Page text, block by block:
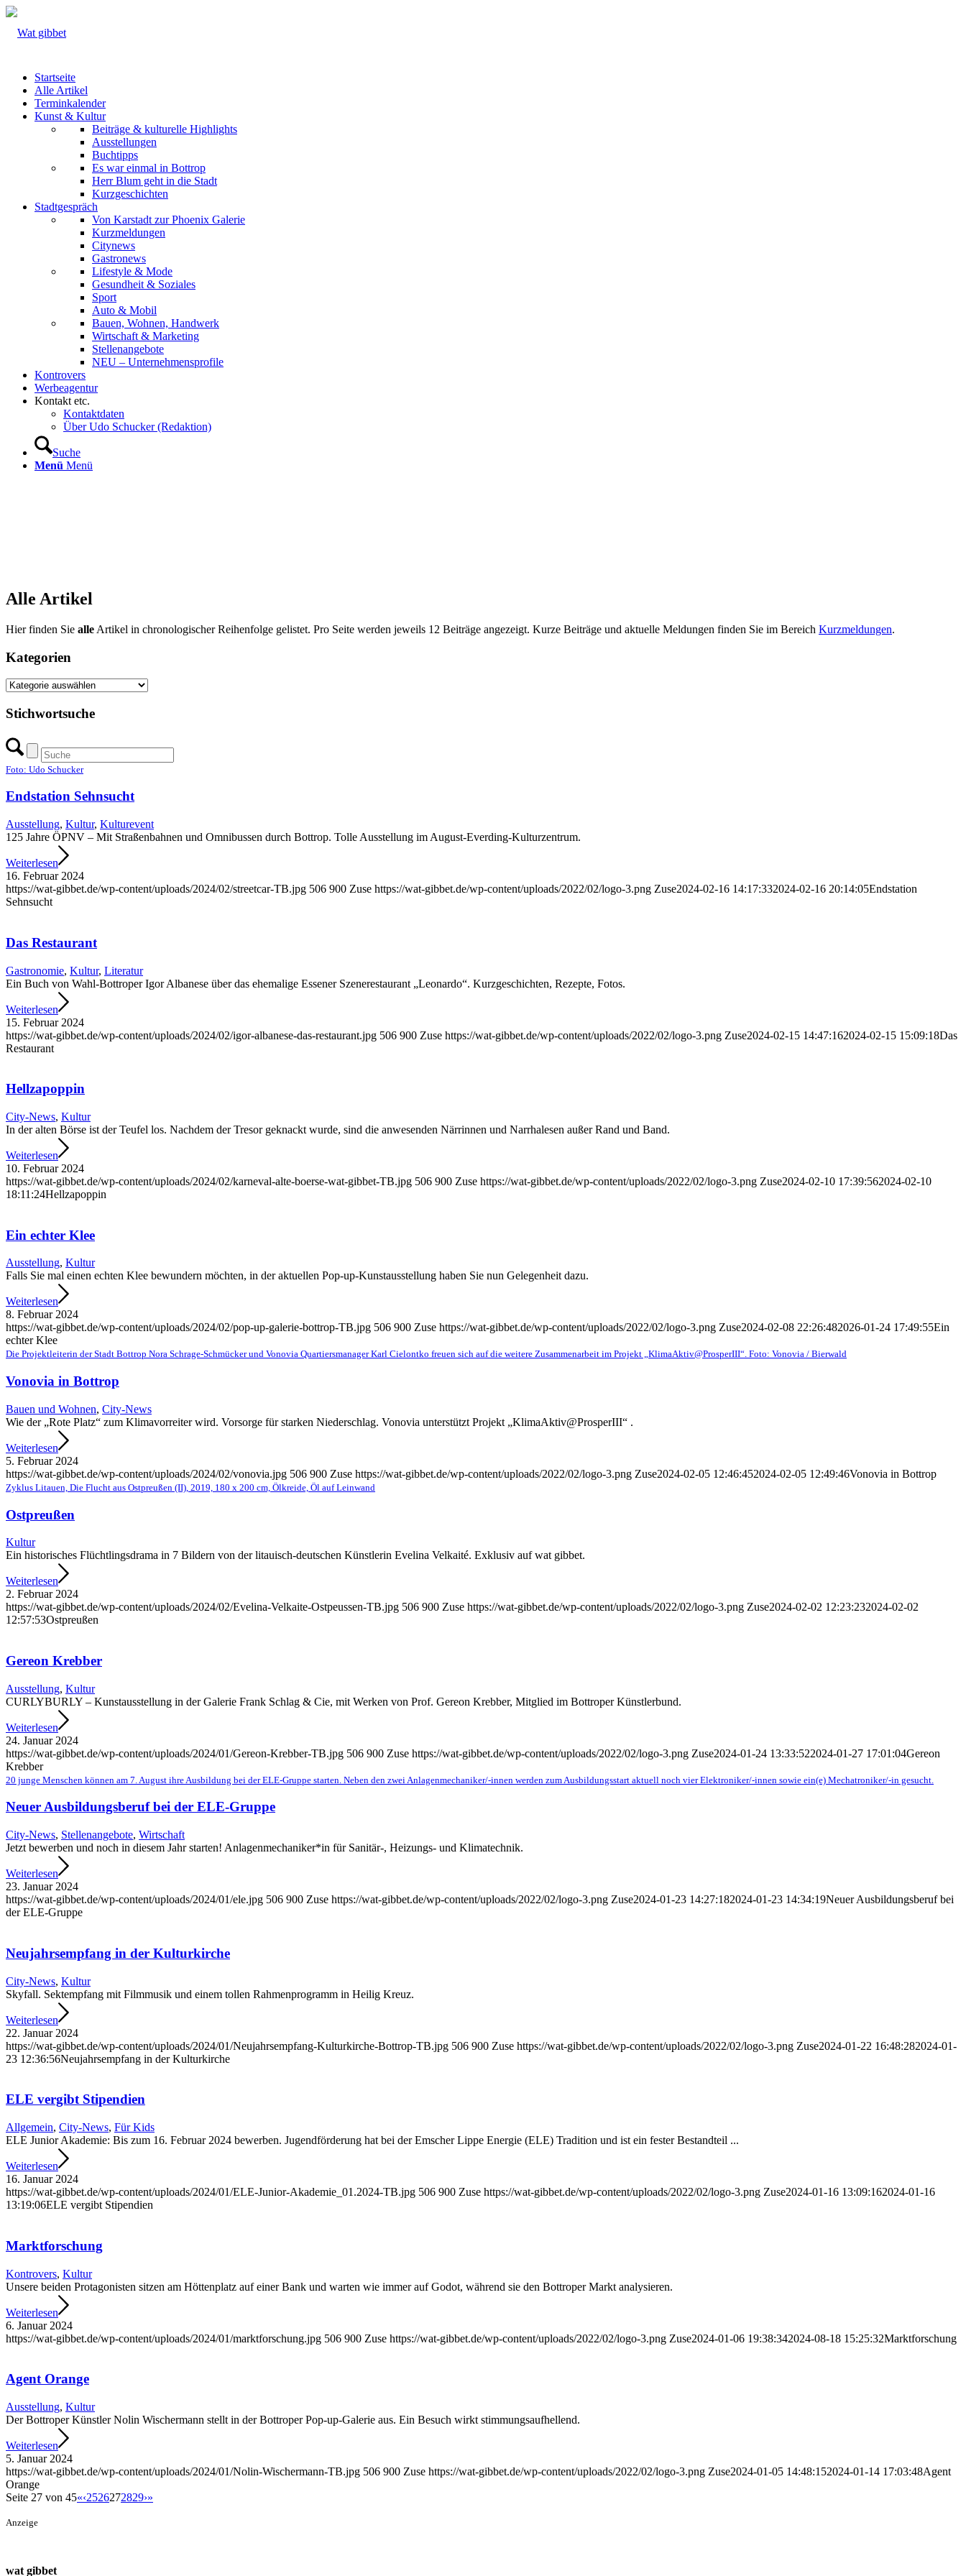
Startseite
Alle Artikel
Terminkalender
Kunst & Kultur
Beiträge & kulturelle Highlights
Ausstellungen
Buchtipps
Es war einmal in Bottrop
Herr Blum geht in die Stadt
Kurzgeschichten
Stadtgespräch
Von Karstadt zur Phoenix Galerie
Kurzmeldungen
Citynews
Gastronews
Lifestyle & Mode
Gesundheit & Soziales
Sport
Auto & Mobil
Bauen, Wohnen, Handwerk
Wirtschaft & Marketing
Stellenangebote
NEU – Unternehmens­profile
Kontrovers
Werbeagentur
Kontakt etc.
Kontaktdaten
Über Udo Schucker (Redaktion)
Suche
Menü Menü
Alle Artikel
Hier finden Sie alle Artikel in chronologischer Reihenfolge gelistet. Pro Seite werden jeweils 12 Beiträge angezeigt. Kurze Beiträge und aktuelle Meldungen finden Sie im Bereich Kurzmeldungen.
Kategorien
Kategorien
Stichwortsuche
Foto: Udo Schucker
Endstation Sehnsucht
Ausstellung, Kultur, Kulturevent
125 Jahre ÖPNV – Mit Straßen­bahnen und Omnibussen durch Bottrop. Tolle Ausstellung im August-Everding-Kulturzentrum.
Weiterlesen
16. Februar 2024
https://wat-gibbet.de/wp-content/uploads/2024/02/streetcar-TB.jpg 506 900 Zuse https://wat-gibbet.de/wp-content/uploads/2022/02/logo-3.png Zuse2024-02-16 14:17:332024-02-16 20:14:05Endstation
Sehnsucht
Das Restaurant
Gastronomie, Kultur, Literatur
Ein Buch von Wahl-Bottroper Igor Albanese über das ehemalige Essener Szenerestaurant „Leonardo“. Kurz­geschichten, Rezepte, Fotos.
Weiterlesen
15. Februar 2024
https://wat-gibbet.de/wp-content/uploads/2024/02/igor-albanese-das-restaurant.jpg 506 900 Zuse https://wat-gibbet.de/wp-content/uploads/2022/02/logo-3.png Zuse2024-02-15 14:47:162024-02-15 15:09:18Das
Restaurant
Hellzapoppin
City-News, Kultur
In der alten Börse ist der Teufel los. Nachdem der Tresor geknackt wurde, sind die anwesenden Närrinnen und Narrhalesen außer Rand und Band.
Weiterlesen
10. Februar 2024
https://wat-gibbet.de/wp-content/uploads/2024/02/karneval-alte-boerse-wat-gibbet-TB.jpg 506 900 Zuse https://wat-gibbet.de/wp-content/uploads/2022/02/logo-3.png Zuse2024-02-10 17:39:562024-02-10
18:11:24Hellzapoppin
Ein echter Klee
Ausstellung, Kultur
Falls Sie mal einen echten Klee bewundern möchten, in der aktuellen Pop-up-Kunstausstellung haben Sie nun Gelegenheit dazu.
Weiterlesen
8. Februar 2024
https://wat-gibbet.de/wp-content/uploads/2024/02/pop-up-galerie-bottrop-TB.jpg 506 900 Zuse https://wat-gibbet.de/wp-content/uploads/2022/02/logo-3.png Zuse2024-02-08 22:26:482026-01-24 17:49:55Ein
echter Klee
Die Projektleiterin der Stadt Bottrop Nora Schrage-Schmücker und Vonovia Quartiersmanager Karl Cielontko freuen sich auf die weitere Zusammenarbeit im Projekt „KlimaAktiv@ProsperIII“. Foto: Vonovia / Bierwald
Vonovia in Bottrop
Bauen und Wohnen, City-News
Wie der „Rote Platz“ zum Klimavorreiter wird. Vorsorge für starken Niederschlag. Vonovia unterstützt Projekt „KlimaAktiv@ProsperIII“ .
Weiterlesen
5. Februar 2024
https://wat-gibbet.de/wp-content/uploads/2024/02/vonovia.jpg 506 900 Zuse https://wat-gibbet.de/wp-content/uploads/2022/02/logo-3.png Zuse2024-02-05 12:46:452024-02-05 12:49:46Vonovia in Bottrop
Zyklus Litauen, Die Flucht aus Ostpreußen (II), 2019, 180 x 200 cm, Ölkreide, Öl auf Leinwand
Ostpreußen
Kultur
Ein historisches Flüchtlingsdrama in 7 Bildern von der litauisch-deutschen Künstlerin Evelina Velkaité. Exklusiv auf wat gibbet.
Weiterlesen
2. Februar 2024
https://wat-gibbet.de/wp-content/uploads/2024/02/Evelina-Velkaite-Ostpeussen-TB.jpg 506 900 Zuse https://wat-gibbet.de/wp-content/uploads/2022/02/logo-3.png Zuse2024-02-02 12:23:232024-02-02
12:57:53Ostpreußen
Gereon Krebber
Ausstellung, Kultur
CURLYBURLY – Kunstausstellung in der Galerie Frank Schlag & Cie, mit Werken von Prof. Gereon Krebber, Mitglied im Bottroper Künstlerbund.
Weiterlesen
24. Januar 2024
https://wat-gibbet.de/wp-content/uploads/2024/01/Gereon-Krebber-TB.jpg 506 900 Zuse https://wat-gibbet.de/wp-content/uploads/2022/02/logo-3.png Zuse2024-01-24 13:33:522024-01-27 17:01:04Gereon
Krebber
20 junge Menschen können am 7. August ihre Ausbildung bei der ELE-Gruppe starten. Neben den zwei Anlagenmechaniker/-innen werden zum Ausbildungsstart aktuell noch vier Elektroniker/-innen sowie ein(e) Mechatroniker/-in gesucht.
Neuer Ausbildungsberuf bei der ELE-Gruppe
City-News, Stellenangebote, Wirtschaft
Jetzt bewerben und noch in diesem Jahr starten! Anlagenmechaniker*in für Sanitär-, Heizungs- und Klimatechnik.
Weiterlesen
23. Januar 2024
https://wat-gibbet.de/wp-content/uploads/2024/01/ele.jpg 506 900 Zuse https://wat-gibbet.de/wp-content/uploads/2022/02/logo-3.png Zuse2024-01-23 14:27:182024-01-23 14:34:19Neuer Ausbildungsberuf bei
der ELE-Gruppe
Neujahrsempfang in der Kulturkirche
City-News, Kultur
Skyfall. Sektempfang mit Filmmusik und einem tollen Rahmenprogramm in Heilig Kreuz.
Weiterlesen
22. Januar 2024
https://wat-gibbet.de/wp-content/uploads/2024/01/Neujahrsempfang-Kulturkirche-Bottrop-TB.jpg 506 900 Zuse https://wat-gibbet.de/wp-content/uploads/2022/02/logo-3.png Zuse2024-01-22 16:48:282024-01-
23 12:36:56Neujahrsempfang in der Kulturkirche
ELE vergibt Stipendien
Allgemein, City-News, Für Kids
ELE Junior Akademie: Bis zum 16. Februar 2024 bewerben. Jugendförderung hat bei der Emscher Lippe Energie (ELE) Tradition und ist ein fester Bestandteil ...
Weiterlesen
16. Januar 2024
https://wat-gibbet.de/wp-content/uploads/2024/01/ELE-Junior-Akademie_01.2024-TB.jpg 506 900 Zuse https://wat-gibbet.de/wp-content/uploads/2022/02/logo-3.png Zuse2024-01-16 13:09:162024-01-16
13:19:06ELE vergibt Stipendien
Marktforschung
Kontrovers, Kultur
Unsere beiden Protagonisten sitzen am Höttenplatz auf einer Bank und warten wie immer auf Godot, während sie den Bottroper Markt analysieren.
Weiterlesen
6. Januar 2024
https://wat-gibbet.de/wp-content/uploads/2024/01/marktforschung.jpg 506 900 Zuse https://wat-gibbet.de/wp-content/uploads/2022/02/logo-3.png Zuse2024-01-06 19:38:342024-08-18 15:25:32Marktforschung
Agent Orange
Ausstellung, Kultur
Der Bottroper Künstler Nolin Wischermann stellt in der Bottroper Pop-up-Galerie aus. Ein Besuch wirkt stimmungs­aufhellend.
Weiterlesen
5. Januar 2024
https://wat-gibbet.de/wp-content/uploads/2024/01/Nolin-Wischermann-TB.jpg 506 900 Zuse https://wat-gibbet.de/wp-content/uploads/2022/02/logo-3.png Zuse2024-01-05 14:48:152024-01-14 17:03:48Agent
Orange
Seite 27 von 45«‹2526272829›»
Anzeige
wat gibbet